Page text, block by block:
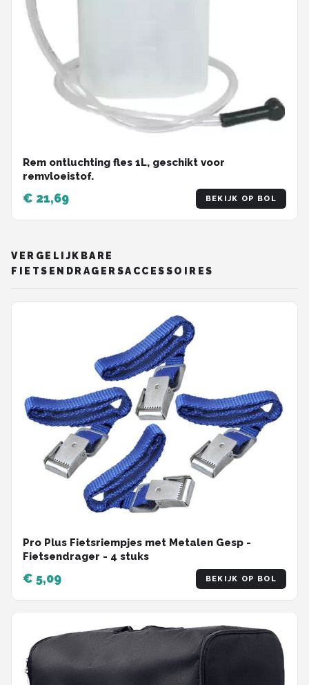
Rem ontluchting fles 1L, geschikt voor
remvloeistof.
€ 21,69 BEKIJK OP BOL
VERGELIJKBARE
FIETSENDRAGERSACCESSOIRES
Pro Plus Fietsriempjes met Metalen Gesp -
Fietsendrager - 4 stuks
€ 5,09 BEKIJK OP BOL